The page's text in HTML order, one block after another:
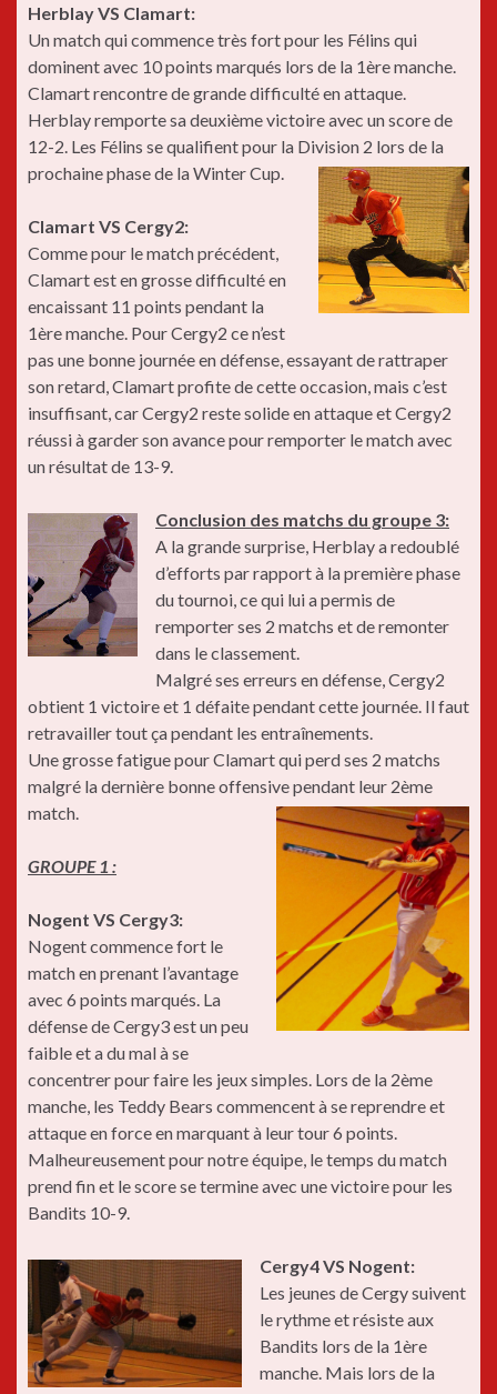
Herblay VS Clamart:
Un match qui commence très fort pour les Félins qui
dominent avec 10 points marqués lors de la 1ère manche.
Clamart rencontre de grande difficulté en attaque.
Herblay remporte sa deuxième victoire avec un score de
12-2. Les Félins se qualifient pour la Division 2 lors de la
prochaine phase de laWinter Cup.
Clamart VS Cergy2:
Comme pour le match précédent,
Clamart est en grosse difficulté en
encaissant 11 points pendant la
1ère manche. Pour Cergy2 ce n’est
pas une bonne journée en défense, essayant de rattraper
son retard, Clamart profite de cette occasion, mais c’est
insuffisant, car Cergy2 reste solide en attaque et Cergy2
réussi à garder son avance pour remporter le match avec
un résultat de 13-9.
Conclusion des matchs du groupe 3:
A la grande surprise, Herblay a redoublé
d’efforts par rapport à la première phase
du tournoi, ce qui lui a permis de
remporter ses 2 matchs et de remonter
dans le classement.
Malgré ses erreurs en défense, Cergy2
obtient 1 victoire et 1 défaite pendant cette journée. Il faut
retravailler tout ça pendant les entraînements.
Une grosse fatigue pour Clamart qui perd ses 2 matchs
malgré la dernière bonne offensive pendant leur 2ème
match.
GROUPE 1 :
Nogent VS Cergy3:
Nogent commence fort le
match en prenant l’avantage
avec 6 points marqués. La
défense de Cergy3 est un peu
faible et a du mal à se
concentrer pour faire les jeux simples. Lors de la 2ème
manche, les Teddy Bears commencent à se reprendre et
attaque en force en marquant à leur tour 6 points.
Malheureusement pour notre équipe, le temps du match
prend fin et le score se termine avec une victoire pour les
Bandits 10-9.
Cergy4 VS Nogent:
Les jeunes de Cergy suivent
le rythme et résiste aux
Bandits lors de la 1ère
manche. Mais lors de la